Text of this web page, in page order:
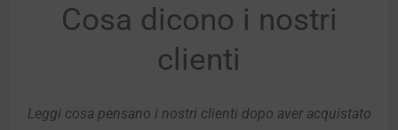
Cosa dicono i nostri
clienti
Leggi cosa pensano i nostri clienti dopo aver acquistato